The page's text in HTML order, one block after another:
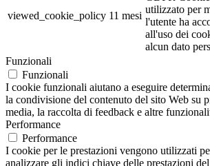
viewed_cookie_policy 11 mesi
utilizzato per
l'utente ha
all'uso dei
alcun dato
Funzionali
Funzionali
I cookie funzionali aiutano a eseguire
la condivisione del contenuto del sito Web su
media, la raccolta di feedback e altre
Performance
Performance
I cookie per le prestazioni vengono utilizzati
analizzare gli indici chiave delle prestazioni